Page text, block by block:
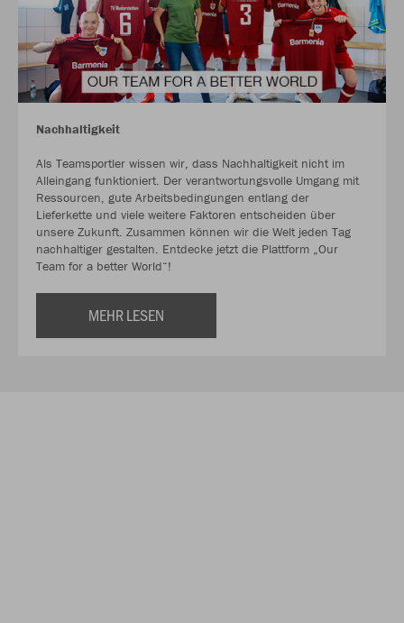
Nachhaltigkeit
Als Teamsportler wissen wir, dass Nachhaltigkeit nicht im
Alleingang funktioniert. Der verantwortungsvolle Umgang mit
Ressourcen, gute Arbeitsbedingungen entlang der
Lieferkette und viele weitere Faktoren entscheiden über
unsere Zukunft. Zusammen können wir die Welt jeden Tag
nachhaltiger gestalten. Entdecke jetzt die Plattform „Our
Team for a better World“!
MEHR LESEN